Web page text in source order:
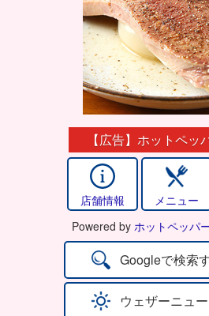
【広告】ホットペッ
店舗情報 メニュー
Powered by ホットペッパ
Googleで検索
ウェザーニュ